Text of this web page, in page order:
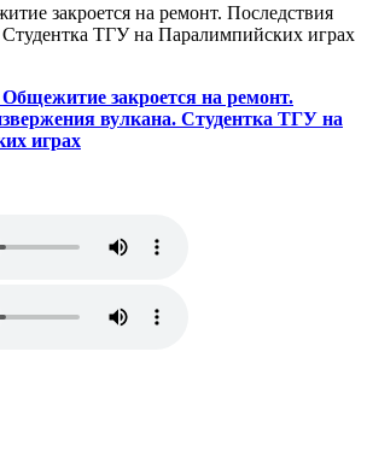
закроется на ремонт. Последствия
Студентка ТГУ на Паралимпийских играх
закроется на ремонт.
вулкана. Студентка ТГУ на
играх